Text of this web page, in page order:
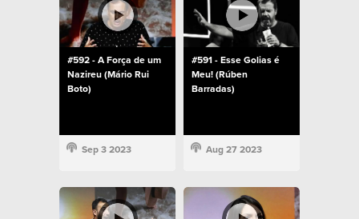
#592 - A Força de um
Nazireu (Mário Rui
Boto)
Sep 3 2023
#591 - Esse Golias é
Meu! (Rúben
Barradas)
Aug 27 2023